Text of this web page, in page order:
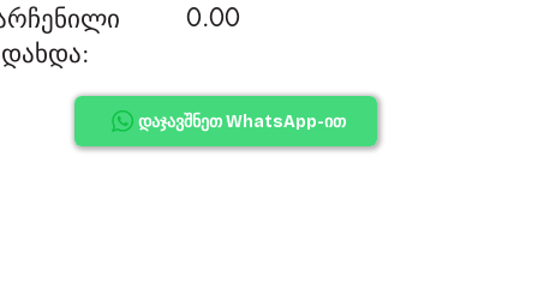
0.00
დაჯავშნეთ WhatsApp-ით